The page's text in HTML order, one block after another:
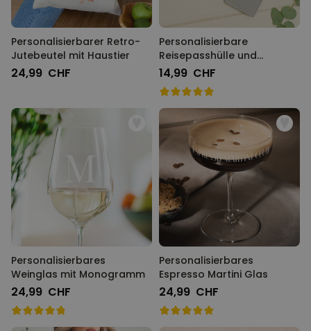
Personalisierbarer Retro-
Jutebeutel mit Haustier
24,99 CHF
Personalisierbare
Reisepasshülle und
Koffertag mit Symbol und
Text
14,99 CHF
Personalisierbares
Weinglas mit Monogramm
24,99 CHF
Personalisierbares
Espresso Martini Glas
24,99 CHF